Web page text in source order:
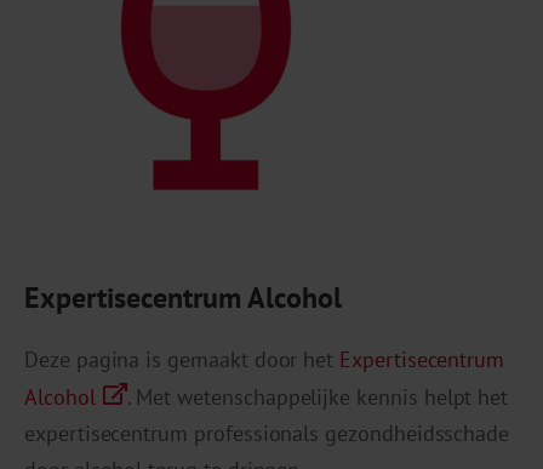
Expertisecentrum Alcohol
Deze pagina is gemaakt door het Expertisecentrum
Alcohol
. Met wetenschappelijke kennis helpt het
expertisecentrum professionals gezondheidsschade